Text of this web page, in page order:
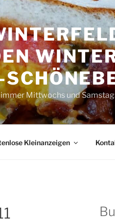
Mittwochs und
Kleinanzeigen